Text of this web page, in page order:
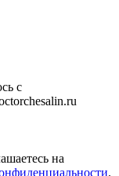
с
на
.